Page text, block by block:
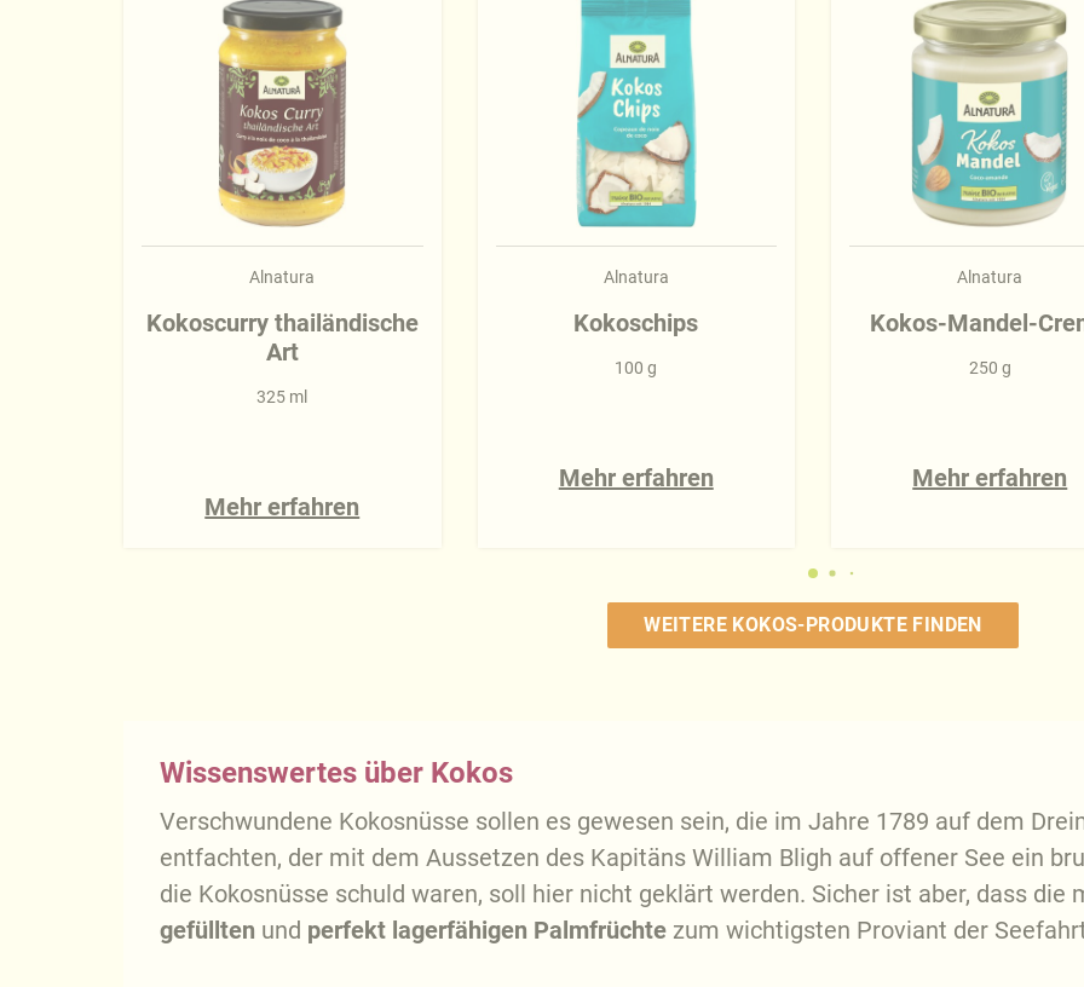
Alnatura
Kokoscurry thailändische
Art
325 ml
Mehr erfahren
Alnatura
Kokoschips
100 g
Mehr erfahren
Alnatura
Kokos-Mandel-
250 g
Mehr erfahren
WEITERE KOKOS-PRODUKTE FINDEN
Wissenswertes über Kokos
Verschwundene Kokosnüsse sollen es gewesen sein, die im Jahre 1789 auf dem
entfachten, der mit dem Aussetzen des Kapitäns William Bligh auf offener See ein
die Kokosnüsse schuld waren, soll hier nicht geklärt werden. Sicher ist aber, dass die
gefüllten und perfekt lagerfähigen Palmfrüchte zum wichtigsten Proviant der